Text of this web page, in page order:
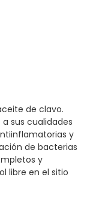
de clavo.
sus cualidades
y
de bacterias
y
libre en el sitio